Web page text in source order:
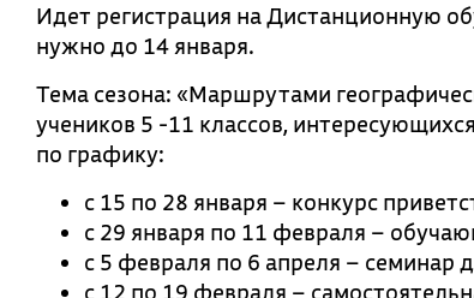
Идет регистрация на Дистанционную
нужно до 14 января.
Тема сезона: «Маршрутами
учеников 5 -11 классов,
по графику:
с 15 по 28 января – конкурс
с 29 января по 11 февраля –
с 5 февраля по 6 апреля – семинар
с 12 по 19 февраля –